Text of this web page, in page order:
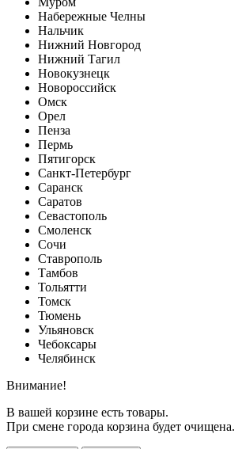
Набережные Челны
Нальчик
Нижний Новгород
Нижний Тагил
Новокузнецк
Новороссийск
Омск
Орел
Пенза
Пермь
Пятигорск
Санкт-Петербург
Саранск
Саратов
Севастополь
Смоленск
Сочи
Ставрополь
Тамбов
Тольятти
Томск
Тюмень
Ульяновск
Чебоксары
Челябинск
Внимание!
В вашей корзине есть товары.
При смене города корзина будет очищена.